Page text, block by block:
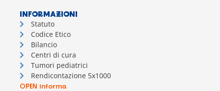
INFORMAZIONI
Statuto
Codice Etico
Bilancio
Centri di cura
Tumori pediatrici
Rendicontazione 5x1000
OPEN informa